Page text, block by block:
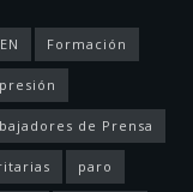
Formación
de Prensa
paro